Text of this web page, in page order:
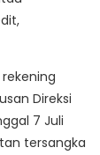
Direksi
7 Juli
tersangka